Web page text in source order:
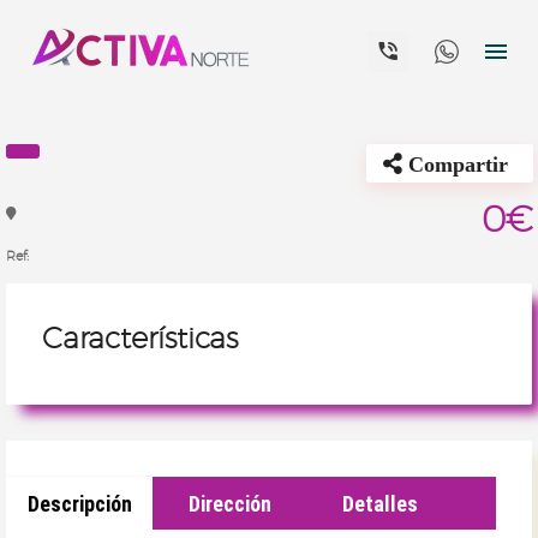


0€
Ref:
Compartir
Características
Descripción Dirección Detalles